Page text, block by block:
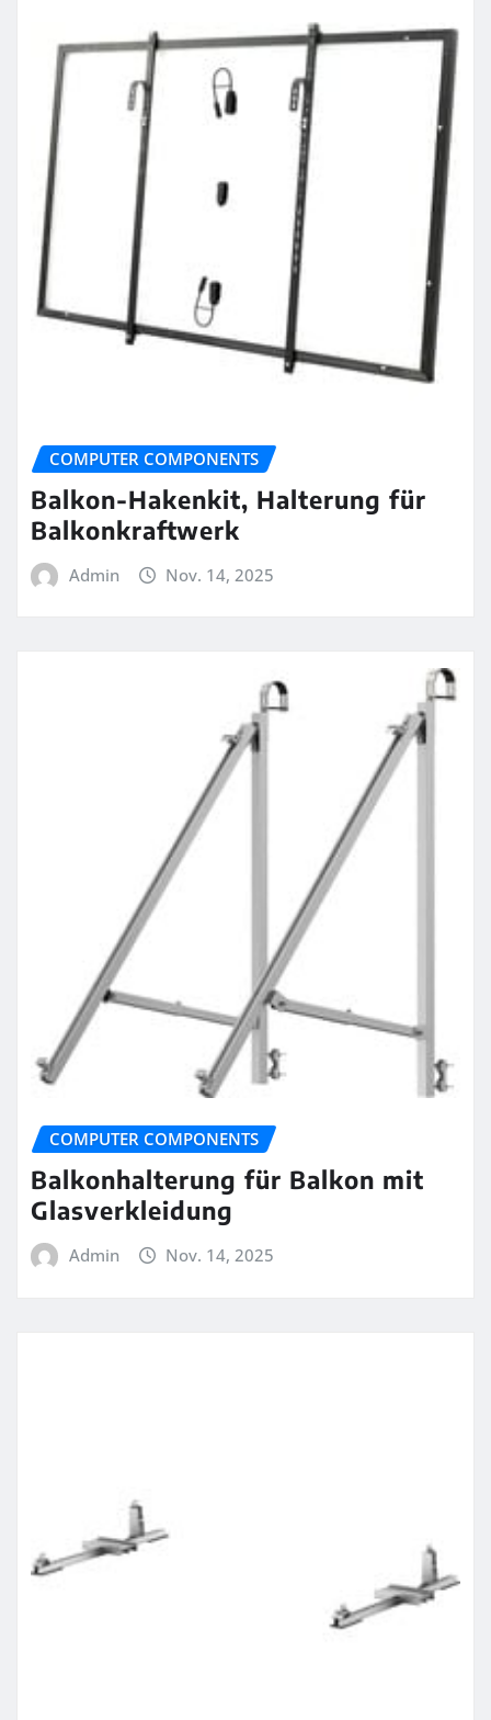
COMPUTER COMPONENTS
Balkon-Hakenkit, Halterung für
Balkonkraftwerk
Admin Nov. 14, 2025
COMPUTER COMPONENTS
Balkonhalterung für Balkon mit
Glasverkleidung
Admin Nov. 14, 2025